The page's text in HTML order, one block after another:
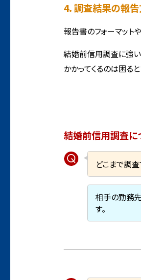
4. 調査結果の報
報告書のフォーマット
結婚前信用調査に強
かかってくるのは困ると
結婚前信用調査に
どこまで調
相手の勤務
す。